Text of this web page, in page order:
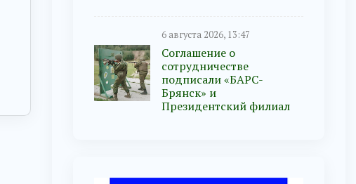
6 августа 2026, 13:47
Соглашение о
сотрудничестве
подписали «БАРС-
Брянск» и
Президентский филиал